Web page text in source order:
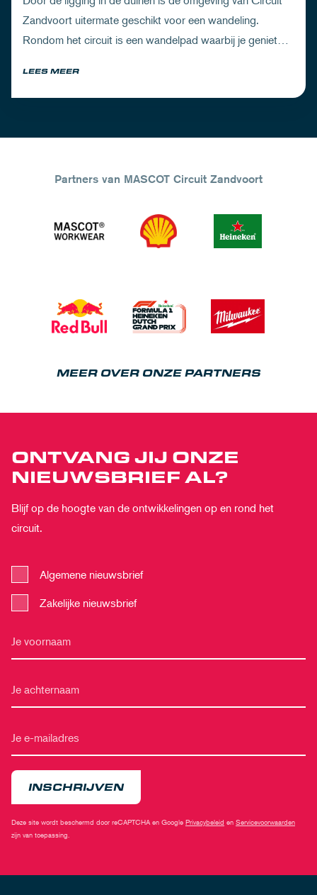
Zandvoort uitermate geschikt voor een wandeling.
Rondom het circuit is een wandelpad waarbij je geniet
LEES MEER
Partners van MASCOT Circuit Zandvoort
MEER OVER ONZE PARTNERS
ONTVANG JIJ ONZE
NIEUWSBRIEF AL?
Blijf op de hoogte van de ontwikkelingen op en rond het
circuit.
Algemene nieuwsbrief
Zakelijke nieuwsbrief
INSCHRIJVEN
Deze site wordt beschermd door reCAPTCHA en Google Privacybeleid en Servicevoorwaarden
zijn van toepassing.